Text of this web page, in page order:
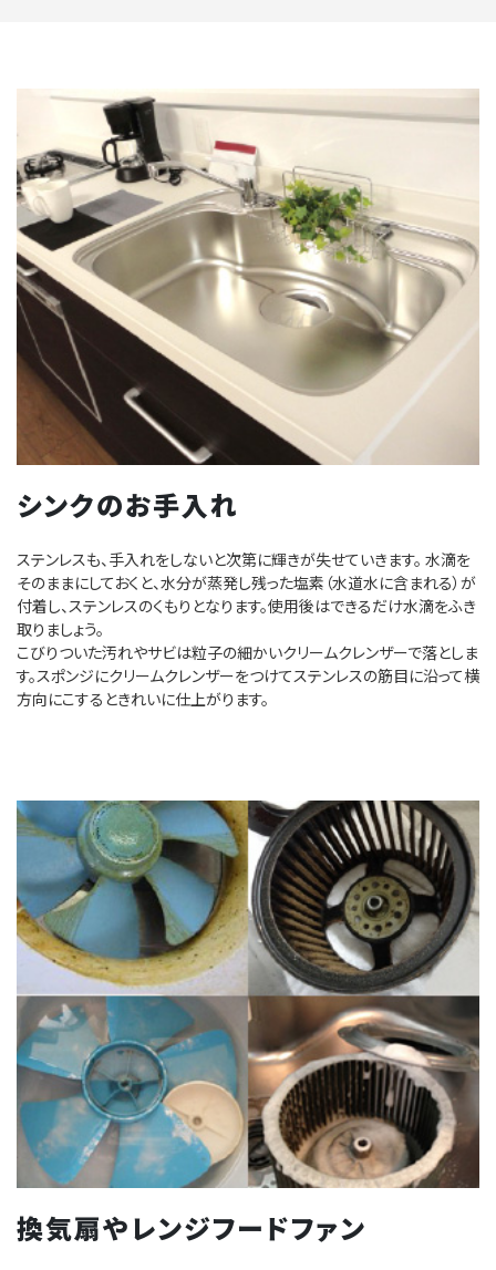
シンクのお手入れ
ステンレスも、手入れをしないと次第に輝きが失せていきます。 水滴を
そのままにしておくと、水分が蒸発し残った塩素（水道水に含まれる）が
付着し、ステンレスのくもりとなります。使用後はできるだけ水滴をふき
取りましょう。
こびりついた汚れやサビは粒子の細かいクリームクレンザーで落としま
す。スポンジにクリームクレンザーをつけてステンレスの筋目に沿って横
方向にこするときれいに仕上がります。
換気扇やレンジフードファン